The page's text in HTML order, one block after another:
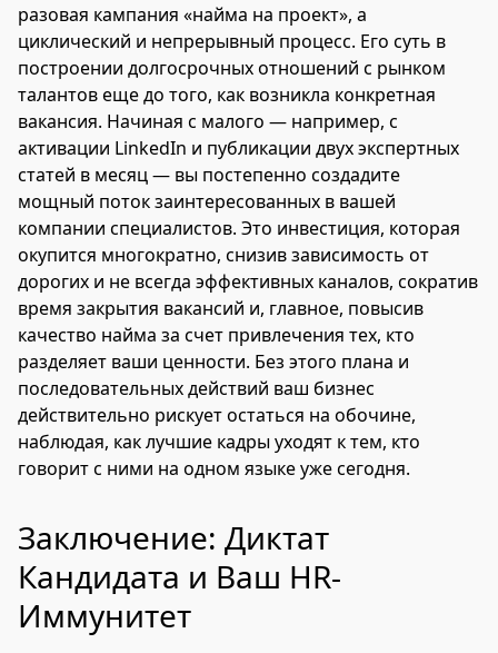
разовая кампания «найма на проект», а
циклический и непрерывный процесс. Его суть в
построении долгосрочных отношений с рынком
талантов еще до того, как возникла конкретная
вакансия. Начиная с малого — например, с
активации LinkedIn и публикации двух экспертных
статей в месяц — вы постепенно создадите
мощный поток заинтересованных в вашей
компании специалистов. Это инвестиция, которая
окупится многократно, снизив зависимость от
дорогих и не всегда эффективных каналов, сократив
время закрытия вакансий и, главное, повысив
качество найма за счет привлечения тех, кто
разделяет ваши ценности. Без этого плана и
последовательных действий ваш бизнес
действительно рискует остаться на обочине,
наблюдая, как лучшие кадры уходят к тем, кто
говорит с ними на одном языке уже сегодня.
Заключение: Диктат
Кандидата и Ваш HR-
Иммунитет